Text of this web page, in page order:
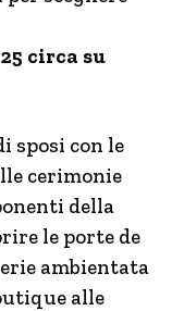
circa su
sposi con le
cerimonie
della
le porte de
ambientata
alle